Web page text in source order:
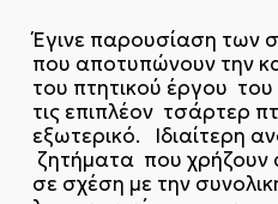
Έγινε παρουσίαση των
που αποτυπώνουν την
του πτητικού έργου
τις επιπλέον τσάρτερ
εξωτερικό. Ιδιαίτερη
ζητήματα που
σε σχέση με την